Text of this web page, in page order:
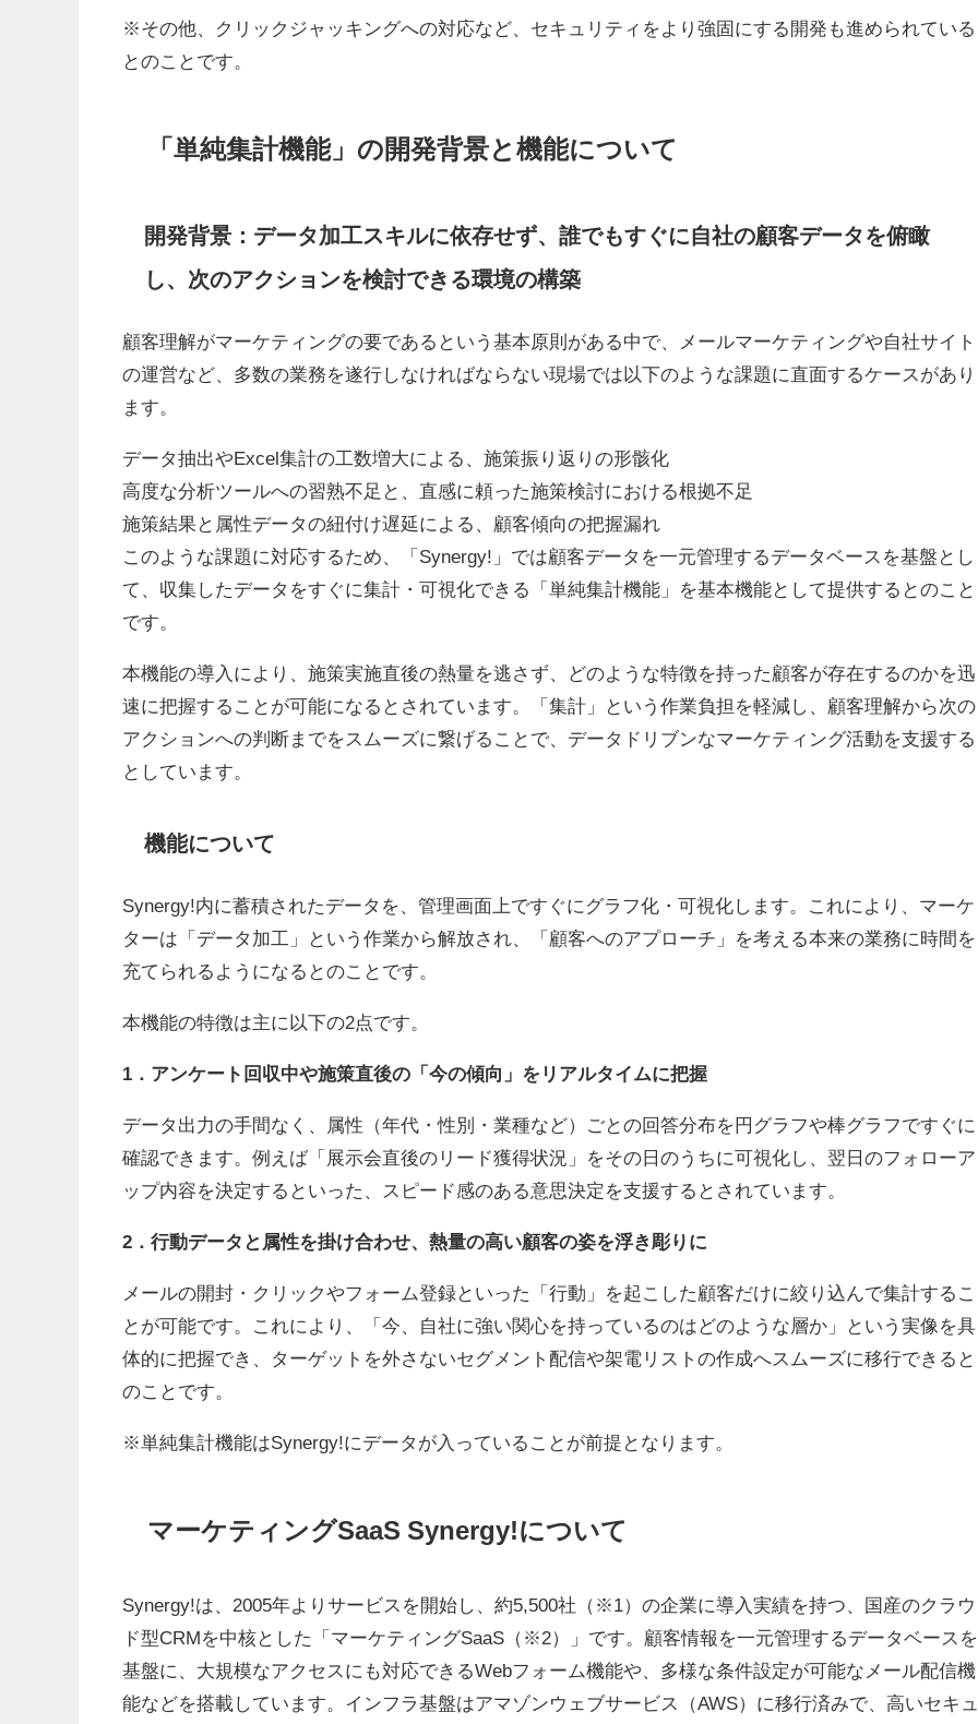
※その他、クリックジャッキングへの対応など、セキュリティをより強固にする開発も進められている
とのことです。
「単純集計機能」の開発背景と機能について
開発背景：データ加工スキルに依存せず、誰でもすぐに自社の顧客データを俯瞰
し、次のアクションを検討できる環境の構築
顧客理解がマーケティングの要であるという基本原則がある中で、メールマーケティングや自社サイト
の運営など、多数の業務を遂行しなければならない現場では以下のような課題に直面するケースがあり
ます。
データ抽出やExcel集計の工数増大による、施策振り返りの形骸化
高度な分析ツールへの習熟不足と、直感に頼った施策検討における根拠不足
施策結果と属性データの紐付け遅延による、顧客傾向の把握漏れ
このような課題に対応するため、「Synergy!」では顧客データを一元管理するデータベースを基盤とし
て、収集したデータをすぐに集計・可視化できる「単純集計機能」を基本機能として提供するとのこと
です。
本機能の導入により、施策実施直後の熱量を逃さず、どのような特徴を持った顧客が存在するのかを迅
速に把握することが可能になるとされています。「集計」という作業負担を軽減し、顧客理解から次の
アクションへの判断までをスムーズに繋げることで、データドリブンなマーケティング活動を支援する
としています。
機能について
Synergy!内に蓄積されたデータを、管理画面上ですぐにグラフ化・可視化します。これにより、マーケ
ターは「データ加工」という作業から解放され、「顧客へのアプローチ」を考える本来の業務に時間を
充てられるようになるとのことです。
本機能の特徴は主に以下の2点です。
1．アンケート回収中や施策直後の「今の傾向」をリアルタイムに把握
データ出力の手間なく、属性（年代・性別・業種など）ごとの回答分布を円グラフや棒グラフですぐに
確認できます。例えば「展示会直後のリード獲得状況」をその日のうちに可視化し、翌日のフォローア
ップ内容を決定するといった、スピード感のある意思決定を支援するとされています。
2．行動データと属性を掛け合わせ、熱量の高い顧客の姿を浮き彫りに
メールの開封・クリックやフォーム登録といった「行動」を起こした顧客だけに絞り込んで集計するこ
とが可能です。これにより、「今、自社に強い関心を持っているのはどのような層か」という実像を具
体的に把握でき、ターゲットを外さないセグメント配信や架電リストの作成へスムーズに移行できると
のことです。
※単純集計機能はSynergy!にデータが入っていることが前提となります。
マーケティングSaaS Synergy!について
Synergy!は、2005年よりサービスを開始し、約5,500社（※1）の企業に導入実績を持つ、国産のクラウ
ド型CRMを中核とした「マーケティングSaaS（※2）」です。顧客情報を一元管理するデータベースを
基盤に、大規模なアクセスにも対応できるWebフォーム機能や、多様な条件設定が可能なメール配信機
能などを搭載しています。インフラ基盤はアマゾンウェブサービス（AWS）に移行済みで、高いセキュ